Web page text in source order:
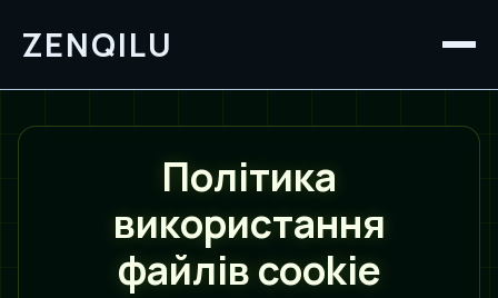
ZENQILU
Політика
використання
файлів cookie